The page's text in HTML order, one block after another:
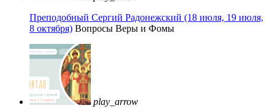
Преподобный Сергий Радонежский (18 июля, 19 июля,
8 октября) Вопросы Веры и Фомы
play_arrow